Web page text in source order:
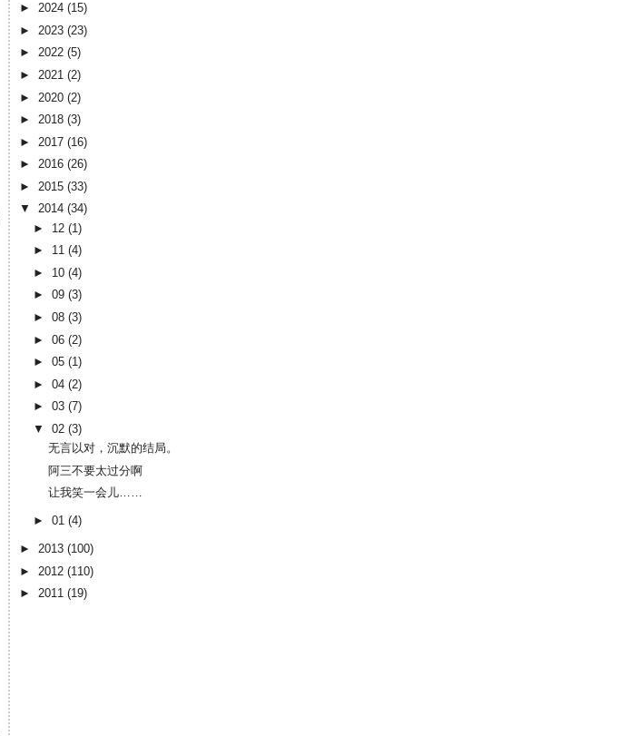
► 2024 (15)
► 2023 (23)
► 2022 (5)
► 2021 (2)
► 2020 (2)
► 2018 (3)
► 2017 (16)
► 2016 (26)
► 2015 (33)
▼ 2014 (34)
► 12(1)
► 11(4)
► 10(4)
►09(3)
►08(3)
►06(2)
►05(1)
►04(2)
►03(7)
▼02(3)
无言以对，沉默的结局。
阿三不要太过分啊
让我笑一会儿……
►01(4)
► 2013 (100)
► 2012 (110)
► 2011 (19)